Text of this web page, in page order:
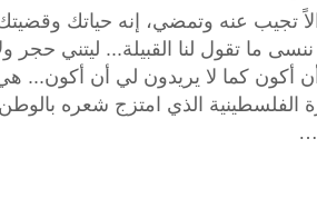
تجيب عنه وتمضي، إنه حياتك
ما تقول لنا القبيلة... ليتني حجر
أكون كما لا يريدون لي أن أكون...
الفلسطينية الذي امتزج شعره بالوطن